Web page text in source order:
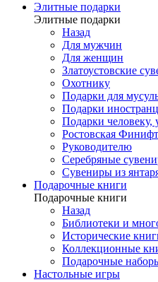
Элитные подарки
Элитные подарки
Назад
Для мужчин
Для женщин
Златоустовские
Охотнику
Подарки для
Подарки
Подарки человеку,
Ростовская
Руководителю
Серебряные
Сувениры из
Подарочные книги
Подарочные книги
Назад
Библиотеки и
Исторические
Коллекционные
Подарочные
Настольные игры